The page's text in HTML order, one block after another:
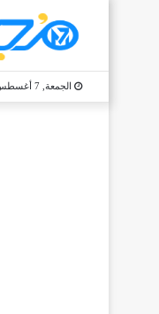
الجمعة, 7 أغسطس 2026